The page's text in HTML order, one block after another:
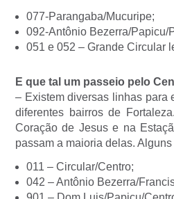
077-Parangaba/Mucuripe;
092-Antônio Bezerra/Papicu/
051 e 052 – Grande Circular
E que tal um passeio pelo
– Existem diversas linhas para
diferentes bairros de
Coração de Jesus e na
passam a maioria delas.
011 – Circular/Centro;
042 – Antônio Bezerra/